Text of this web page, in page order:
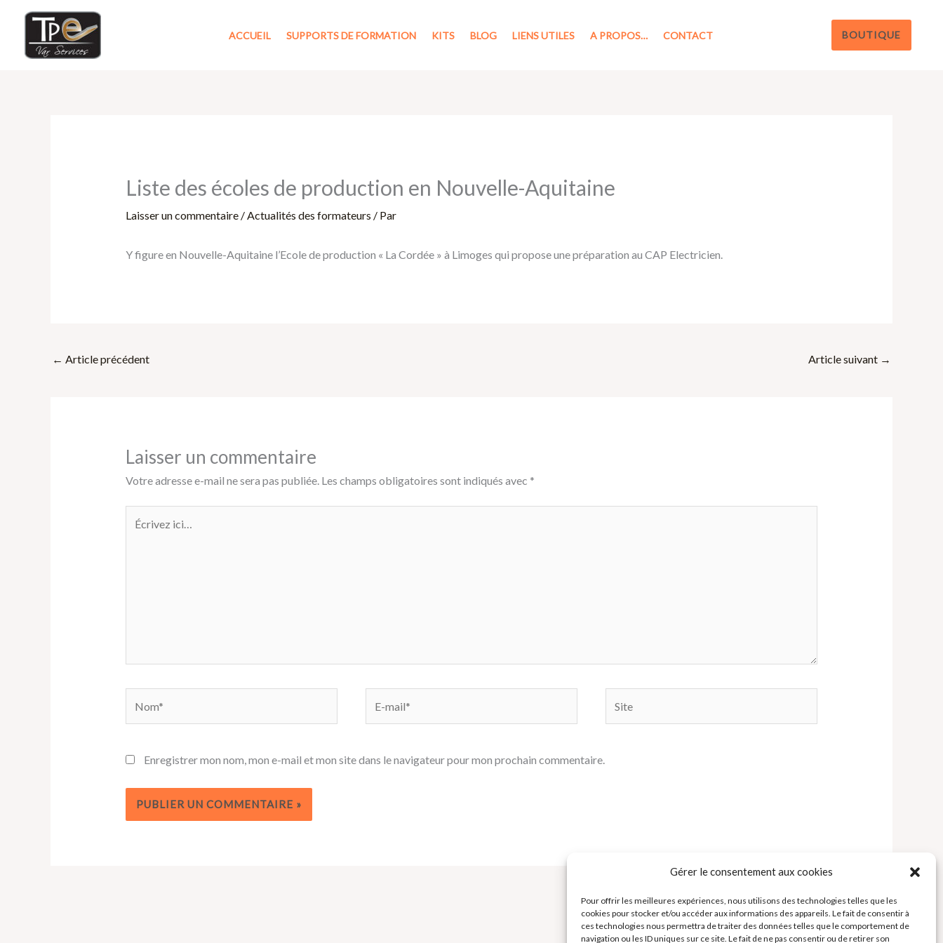
Gérer le consentement aux cookies
Pour offrir les meilleures expériences, nous utilisons des technologies telles que les
cookies pour stocker et/ou accéder aux informations des appareils. Le fait de consentir à
ces technologies nous permettra de traiter des données telles que le comportement de
navigation ou les ID uniques sur ce site. Le fait de ne pas consentir ou de retirer son
contenu
ACCUEIL SUPPORTS DE FORMATION KITS BLOG LIENS UTILES A PROPOS… CONTACT BOUTIQUE
Liste des écoles de production en Nouvelle-Aquitaine
Laisser un commentaire /Actualités des formateurs / Par
Y figure en Nouvelle-Aquitaine l’Ecole de production « La Cordée » à Limoges qui propose une préparation au CAP Electricien.
← Article précédent Article suivant →
Laisser un commentaire
Votre adresse e-mail ne sera pas publiée. Les champs obligatoires sont indiqués avec *
ici…
mail*
Enregistrer mon nom, mon e-mail et mon site dans le navigateur pour mon prochain commentaire.